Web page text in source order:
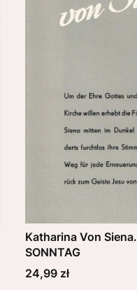
Katharina Von
SONNTAG
Cena
24,99 zł